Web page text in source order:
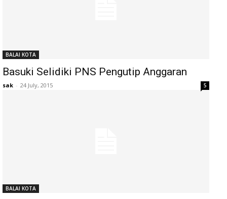
BALAI KOTA
Basuki Selidiki PNS Pengutip Anggaran
sak - 24 July, 2015 5
BALAI KOTA